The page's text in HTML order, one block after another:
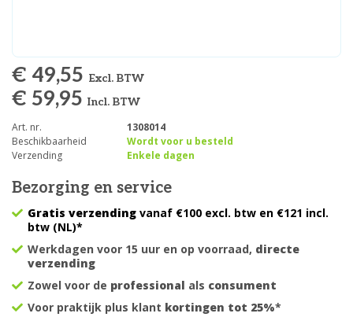
€ 49,55 Excl. BTW
€ 59,95 Incl. BTW
Art. nr.
1308014
Beschikbaarheid
Wordt voor u besteld
Verzending
Enkele dagen
Bezorging en service
Gratis verzending vanaf €100 excl. btw en €121 incl.
btw (NL)*
Werkdagen voor 15 uur en op voorraad, directe
verzending
Zowel voor de professional als consument
Voor praktijk plus klant kortingen tot 25%*